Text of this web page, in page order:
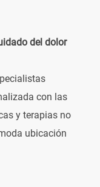
del dolor
con las
y terapias no
ubicación